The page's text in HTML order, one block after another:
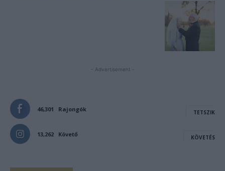
- Advertisement -
46,301 Rajongók TETSZIK
13,262 Követő KÖVETÉS